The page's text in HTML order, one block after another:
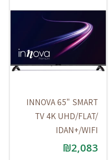
INNOVA 65" SMART
TV 4K UHD/FLAT/
IDAN+/WIFI
₪2,083